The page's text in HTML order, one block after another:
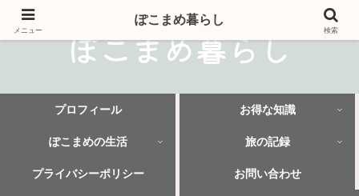
ぽこまめ暮らし
プロフィール お得な知識
ぽこまめの生活 旅の記録
プライバシーポリシー お問い合わせ
メニュー
ぽこまめ暮らし
検索